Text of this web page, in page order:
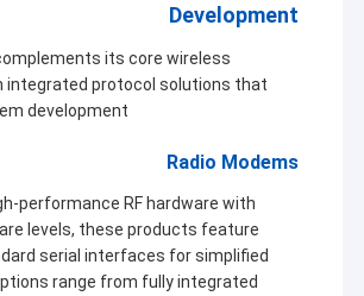
Development
its core wireless
integrated protocol solutions that
development:
Radio Modems
performance RF hardware with
levels, these products feature
serial interfaces for simplified
range from fully integrated